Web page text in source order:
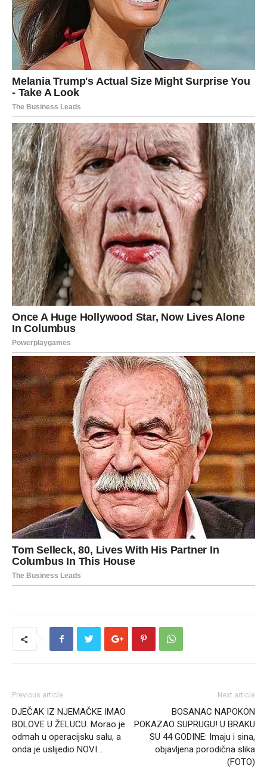
Previous article
DJEČAK IZ NJEMAČKE IMAO
BOLOVE U ŽELUCU. Morao je
odmah u operacijsku salu, a
onda je uslijedio NOVI…
Next article
BOSANAC NAPOKON
POKAZAO SUPRUGU! U BRAKU
SU 44 GODINE: Imaju i sina,
objavljena porodična slika
(FOTO)